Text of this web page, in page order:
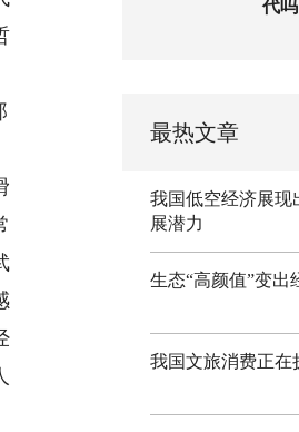
代吗
最热文章
我国低空经济展现
展潜力
生态“高颜值”变出
我国文旅消费正在